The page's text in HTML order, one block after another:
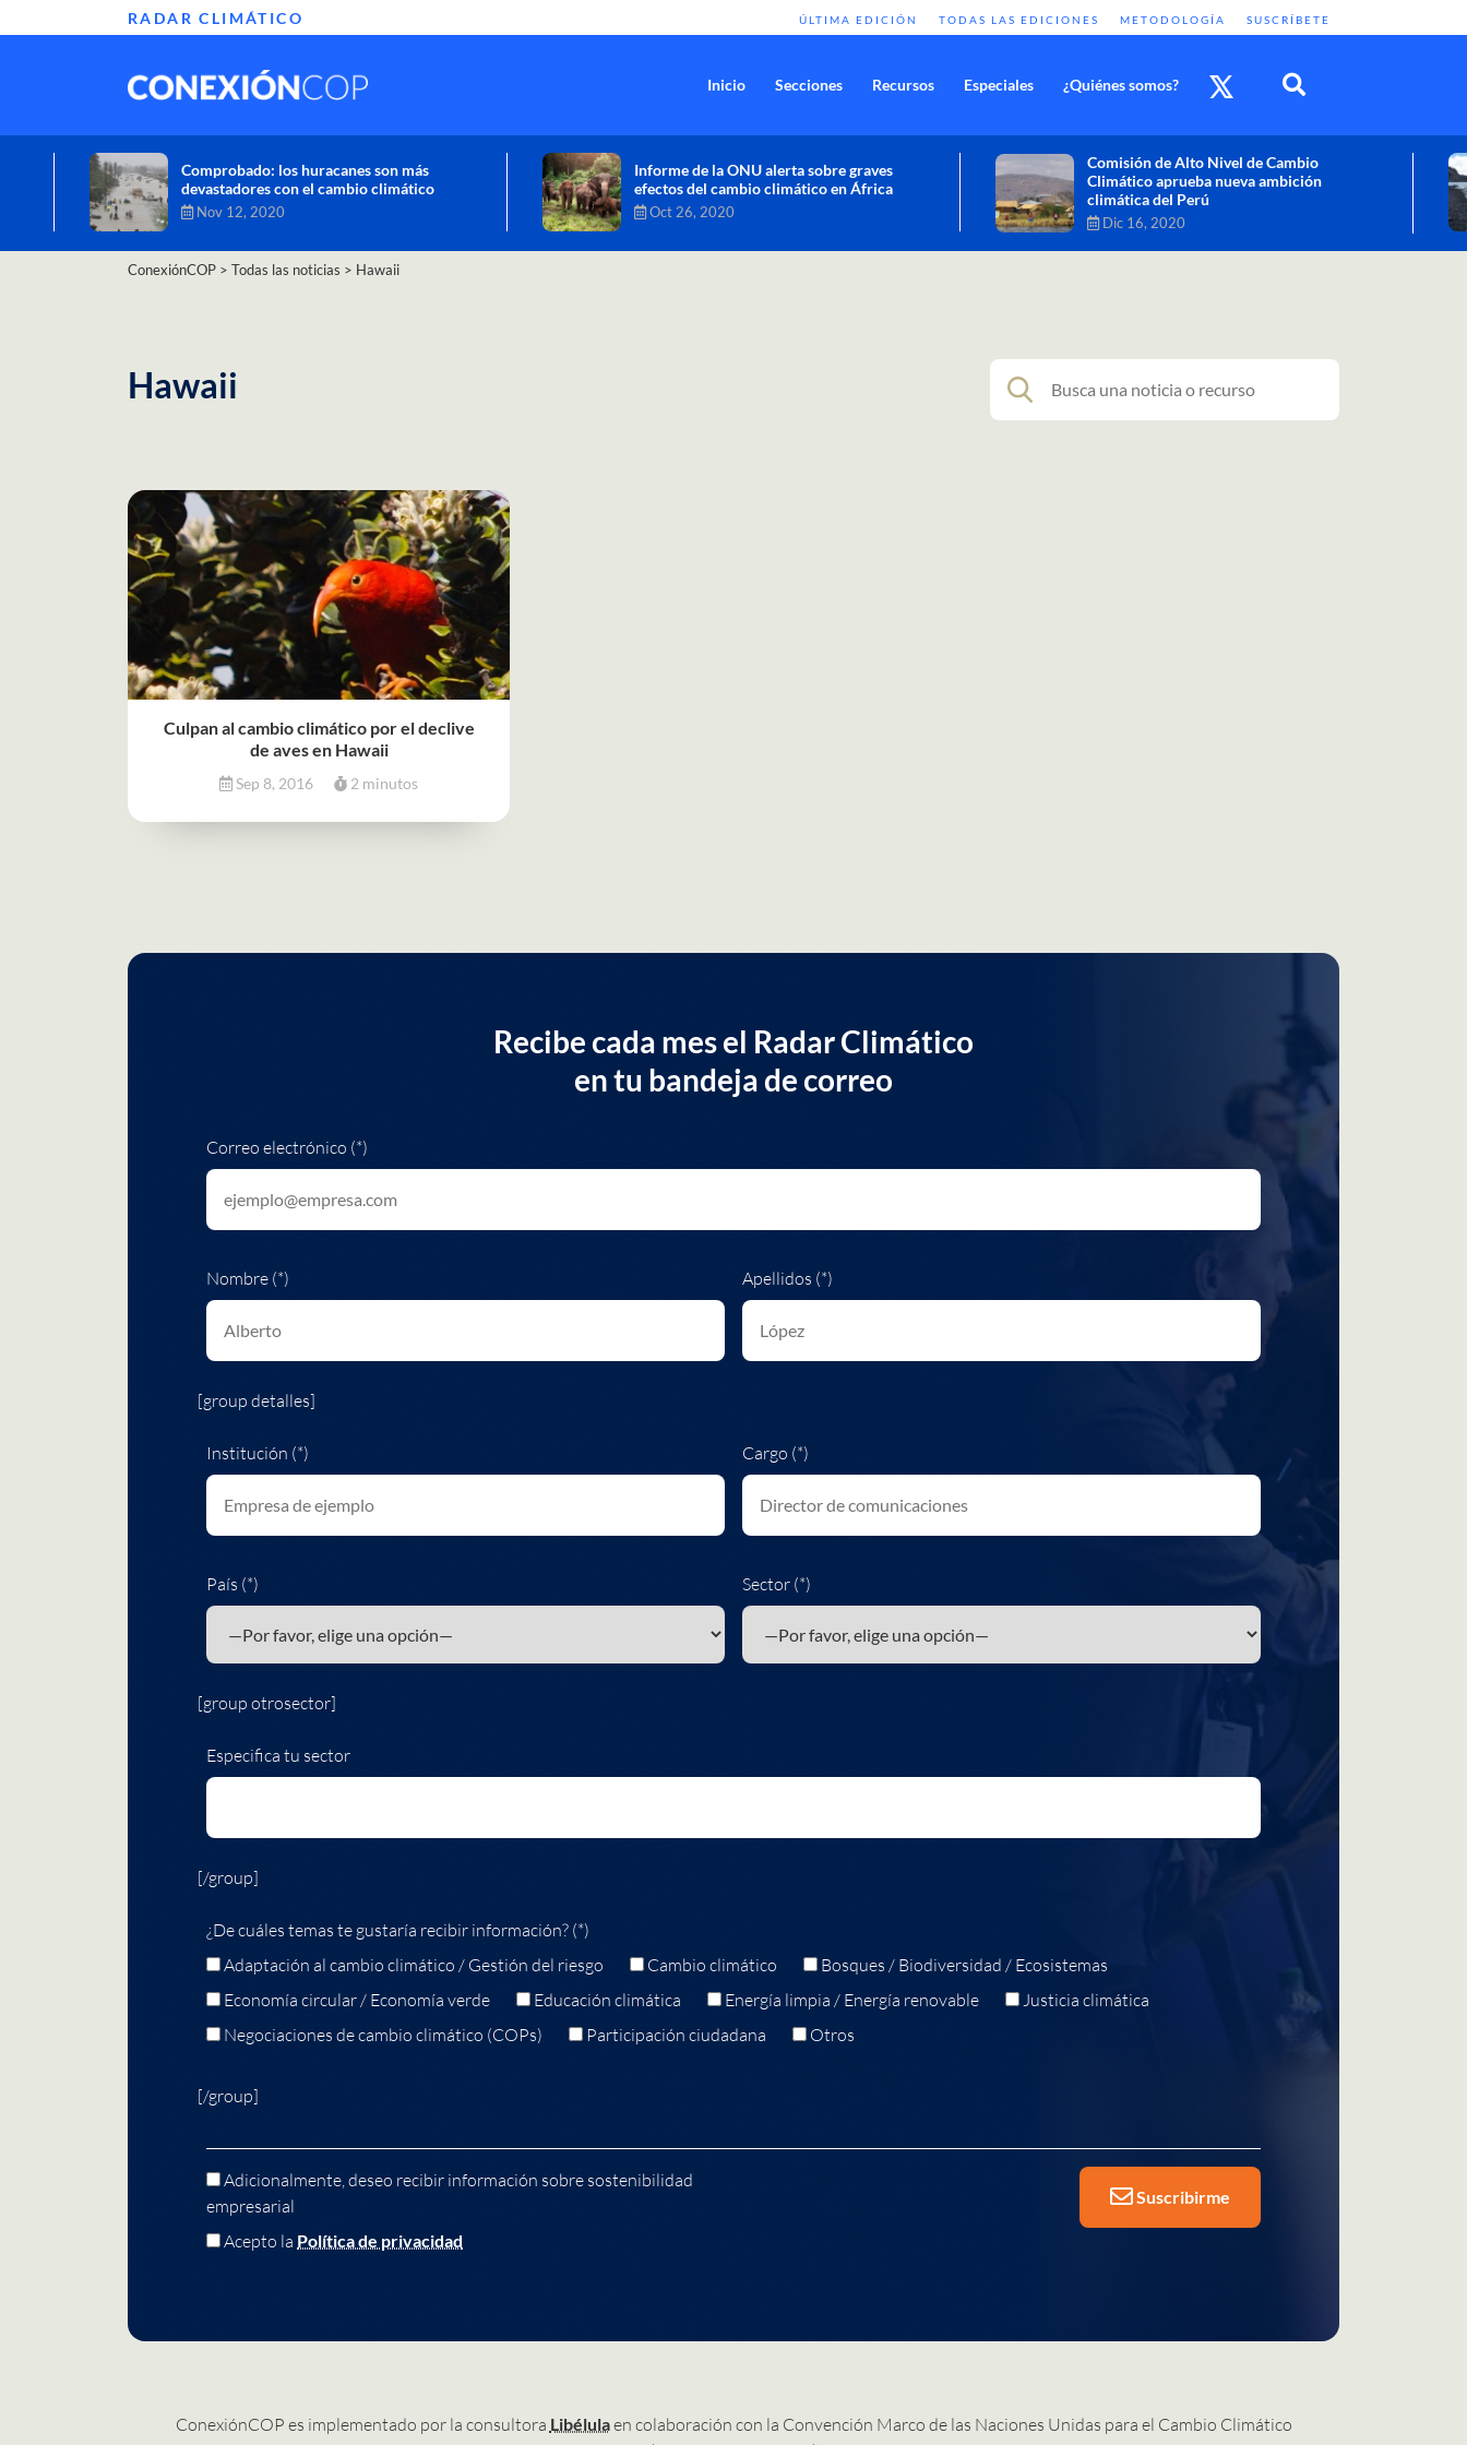
RADAR CLIMÁTICO ÚLTIMA EDICIÓN TODAS LAS EDICIONES METODOLOGÍA SUSCRÍBETE
Inicio Secciones Recursos Especiales ¿Quiénes somos?
Informe de la ONU alerta sobre graves
efectos del cambio climático en África
Oct 26, 2020
Comisión de Alto Nivel de Cambio
Climático aprueba nueva ambición
climática del Perú
Dic 16, 2020
Cambio climático: combatir sus efectos
como objetivo global y urgente
ConexiónCOP > Todas las noticias > Hawaii
Hawaii
Culpan al cambio climático por el declive
de aves en Hawaii
Sep 8, 2016 2 minutos
Recibe cada mes el Radar Climático
en tu bandeja de correo
Correo electrónico (*)
Nombre (*) Apellidos (*)
[group detalles]
Institución (*) Cargo (*)
País (*) Sector (*)
[group otrosector]
Especifica tu sector
[/group]
¿De cuáles temas te gustaría recibir información? (*)
Adaptación al cambio climático / Gestión del riesgo
Cambio climático
Bosques / Biodiversidad / Ecosistemas
Economía circular / Economía verde
Educación climática Energía limpia / Energía renovable
Justicia climática
Negociaciones de cambio climático (COPs)
Participación ciudadana Otros
[/group]
Adicionalmente, deseo recibir información sobre sostenibilidad
empresarial
Acepto la Política de privacidad
Suscribirme
ConexiónCOP es implementado por la consultora Libélulaen colaboración con la Convención Marco de las Naciones Unidas para el Cambio Climático